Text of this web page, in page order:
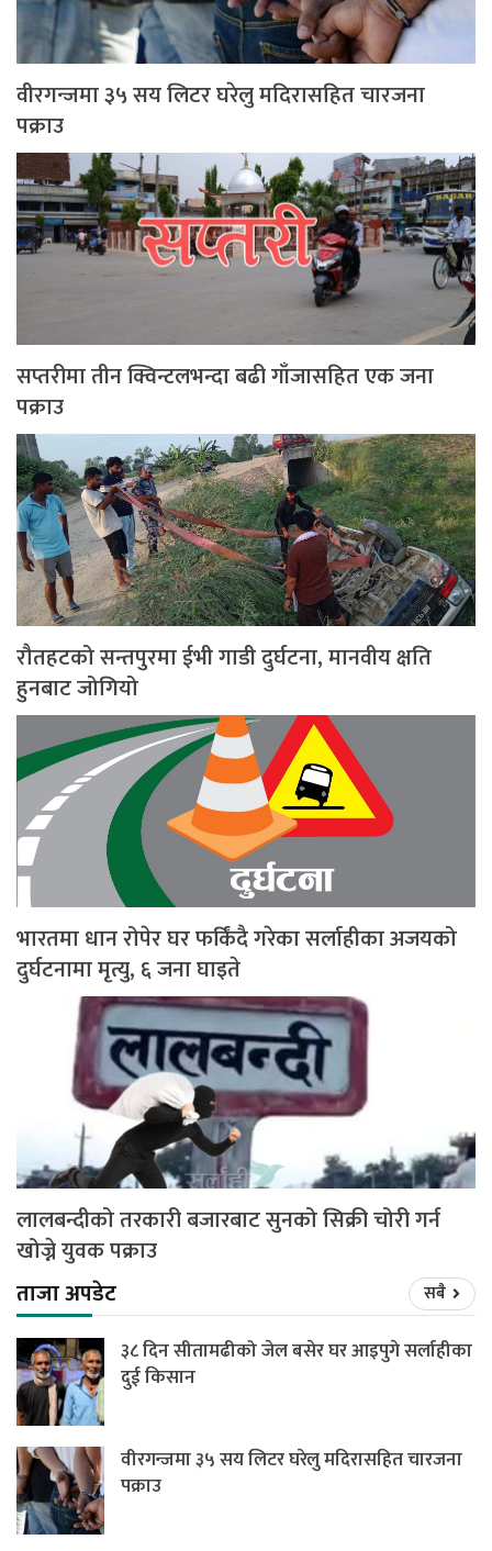
वीरगन्जमा ३५ सय लिटर घरेलु मदिरासहित चारजना
पक्राउ
सप्तरीमा तीन क्विन्टलभन्दा बढी गाँजासहित एक जना
पक्राउ
रौतहटको सन्तपुरमा ईभी गाडी दुर्घटना, मानवीय क्षति
हुनबाट जोगियो
भारतमा धान रोपेर घर फर्किंदै गरेका सर्लाहीका अजयको
दुर्घटनामा मृत्यु, ६ जना घाइते
लालबन्दीको तरकारी बजारबाट सुनको सिक्री चोरी गर्न
खोज्ने युवक पक्राउ
ताजा अपडेट
सबै
३८ दिन सीतामढीको जेल बसेर घर आइपुगे सर्लाहीका
दुई किसान
वीरगन्जमा ३५ सय लिटर घरेलु मदिरासहित चारजना
पक्राउ